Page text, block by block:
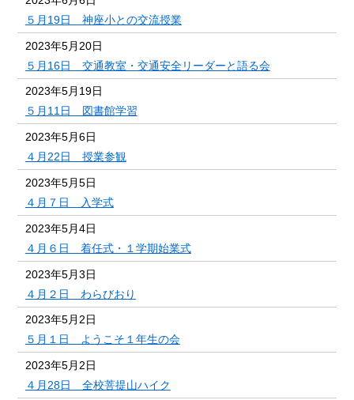
５月19日 神座小との交流授業
2023年5月20日
５月16日 交通教室・交通安全リーダーと語る会
2023年5月19日
５月11日 図書館学習
2023年5月6日
４月22日 授業参観
2023年5月5日
４月７日 入学式
2023年5月4日
４月６日 着任式・１学期始業式
2023年5月3日
４月２日 わらびおり
2023年5月2日
５月１日 ようこそ１年生の会
2023年5月2日
４月28日 全校菩提山ハイク